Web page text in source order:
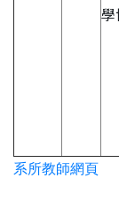
學
系所教師網頁